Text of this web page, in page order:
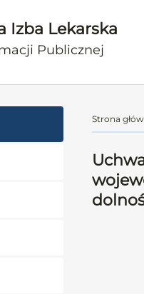
Izba Lekarska
Publicznej
Strona